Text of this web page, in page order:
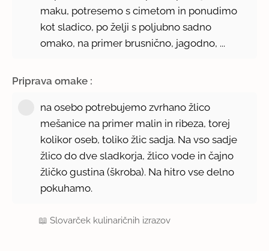
maku, potresemo s cimetom in ponudimo
kot sladico, po želji s poljubno sadno
omako, na primer brusnično, jagodno, ...
Priprava omake :
na osebo potrebujemo zvrhano žlico
mešanice na primer malin in ribeza, torej
kolikor oseb, toliko žlic sadja. Na vso sadje
žlico do dve sladkorja, žlico vode in čajno
žličko gustina (škroba). Na hitro vse delno
pokuhamo.
📖Slovarček kulinaričnih izrazov